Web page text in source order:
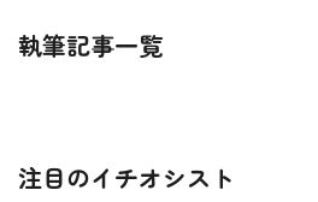
執筆記事一覧
注目のイチオシスト